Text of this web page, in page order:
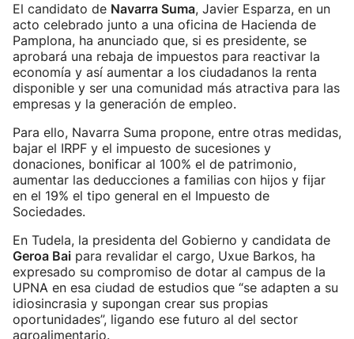
El candidato de Navarra Suma, Javier Esparza, en un
acto celebrado junto a una oficina de Hacienda de
Pamplona, ha anunciado que, si es presidente, se
aprobará una rebaja de impuestos para reactivar la
economía y así aumentar a los ciudadanos la renta
disponible y ser una comunidad más atractiva para las
empresas y la generación de empleo.
Para ello, Navarra Suma propone, entre otras medidas,
bajar el IRPF y el impuesto de sucesiones y
donaciones, bonificar al 100% el de patrimonio,
aumentar las deducciones a familias con hijos y fijar
en el 19% el tipo general en el Impuesto de
Sociedades.
En Tudela, la presidenta del Gobierno y candidata de
Geroa Bai para revalidar el cargo, Uxue Barkos, ha
expresado su compromiso de dotar al campus de la
UPNA en esa ciudad de estudios que “se adapten a su
idiosincrasia y supongan crear sus propias
oportunidades”, ligando ese futuro al del sector
agroalimentario.